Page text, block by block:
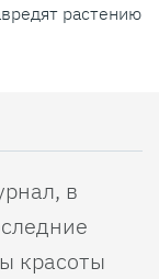
растению
в
красоты